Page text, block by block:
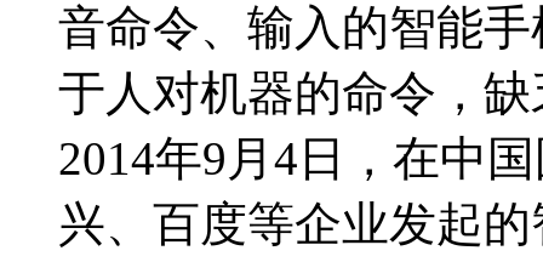
音命令、输入的智能
于人对机器的命令，
2014年9月4日，在中
兴、百度等企业发起